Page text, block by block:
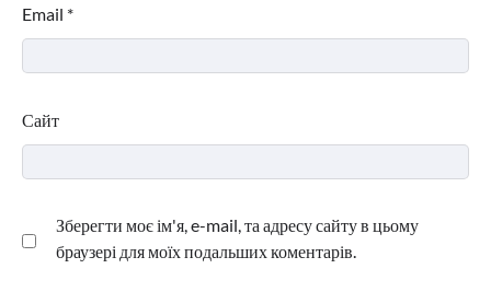
Email *
Сайт
Зберегти моє ім'я, e-mail, та адресу сайту в цьому
браузері для моїх подальших коментарів.